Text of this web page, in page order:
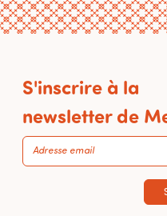
S'inscrire à la
newsletter de